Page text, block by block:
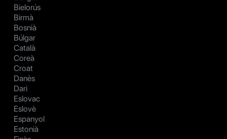
Bielorús
Birmà
Bosnià
Búlgar
Català
Coreà
Croat
Danès
Dari
Eslovac
Eslovè
Espanyol
Estonià